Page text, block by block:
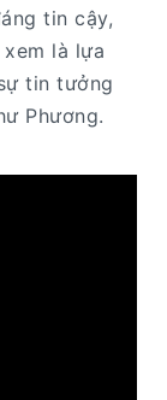
tin cậy,
là lựa
tin tưởng
Phương.